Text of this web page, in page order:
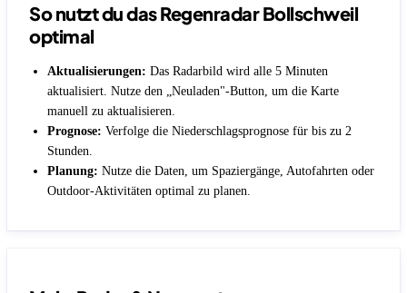
So nutzt du das Regenradar Bollschweil
optimal
Aktualisierungen: Das Radarbild wird alle 5 Minuten
aktualisiert. Nutze den „Neuladen"-Button, um die Karte
manuell zu aktualisieren.
Prognose: Verfolge die Niederschlagsprognose für bis zu 2
Stunden.
Planung: Nutze die Daten, um Spaziergänge, Autofahrten oder
Outdoor-Aktivitäten optimal zu planen.